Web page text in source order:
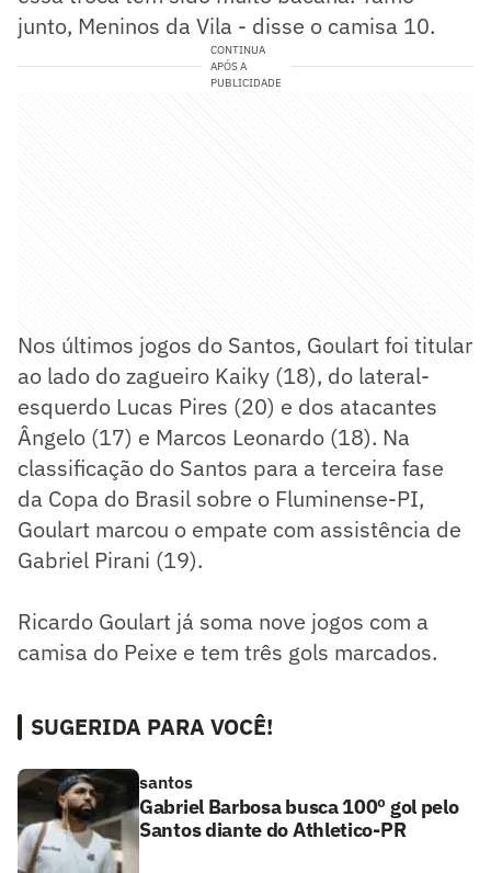
junto, Meninos da Vila - disse o camisa 10.
CONTINUA
APÓS A
PUBLICIDADE
Nos últimos jogos do Santos, Goulart foi titular
ao lado do zagueiro Kaiky (18), do lateral-
esquerdo Lucas Pires (20) e dos atacantes
Ângelo (17) e Marcos Leonardo (18). Na
classificação do Santos para a terceira fase
da Copa do Brasil sobre o Fluminense-PI,
Goulart marcou o empate com assistência de
Gabriel Pirani (19).
Ricardo Goulart já soma nove jogos com a
camisa do Peixe e tem três gols marcados.
SUGERIDA PARA VOCÊ!
santos
Gabriel Barbosa busca 100º gol pelo
Santos diante do Athletico-PR